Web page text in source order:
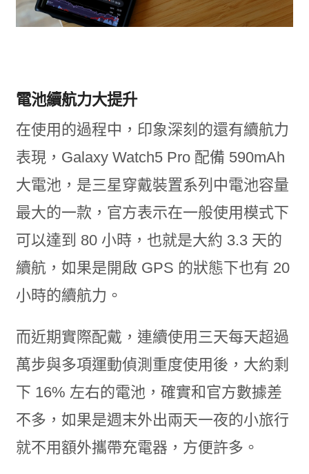
電池續航力大提升
在使用的過程中，印象深刻的還有續航力
表現，Galaxy Watch5 Pro 配備 590mAh
大電池，是三星穿戴裝置系列中電池容量
最大的一款，官方表示在一般使用模式下
可以達到 80 小時，也就是大約 3.3 天的
續航，如果是開啟 GPS 的狀態下也有 20
小時的續航力。
而近期實際配戴，連續使用三天每天超過
萬步與多項運動偵測重度使用後，大約剩
下 16% 左右的電池，確實和官方數據差
不多，如果是週末外出兩天一夜的小旅行
就不用額外攜帶充電器，方便許多。